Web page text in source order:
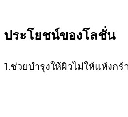
ประโยชน์ของโลชั่น
1.ช่วยบำรุงให้ผิวไม่ให้แห้งก